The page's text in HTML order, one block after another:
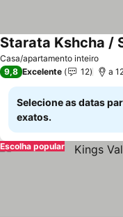
Casa/apartamento inteiro
Starata Kshcha /
9,8 Excelente 12 a
Selecione as datas
exatos.
Escolha popular